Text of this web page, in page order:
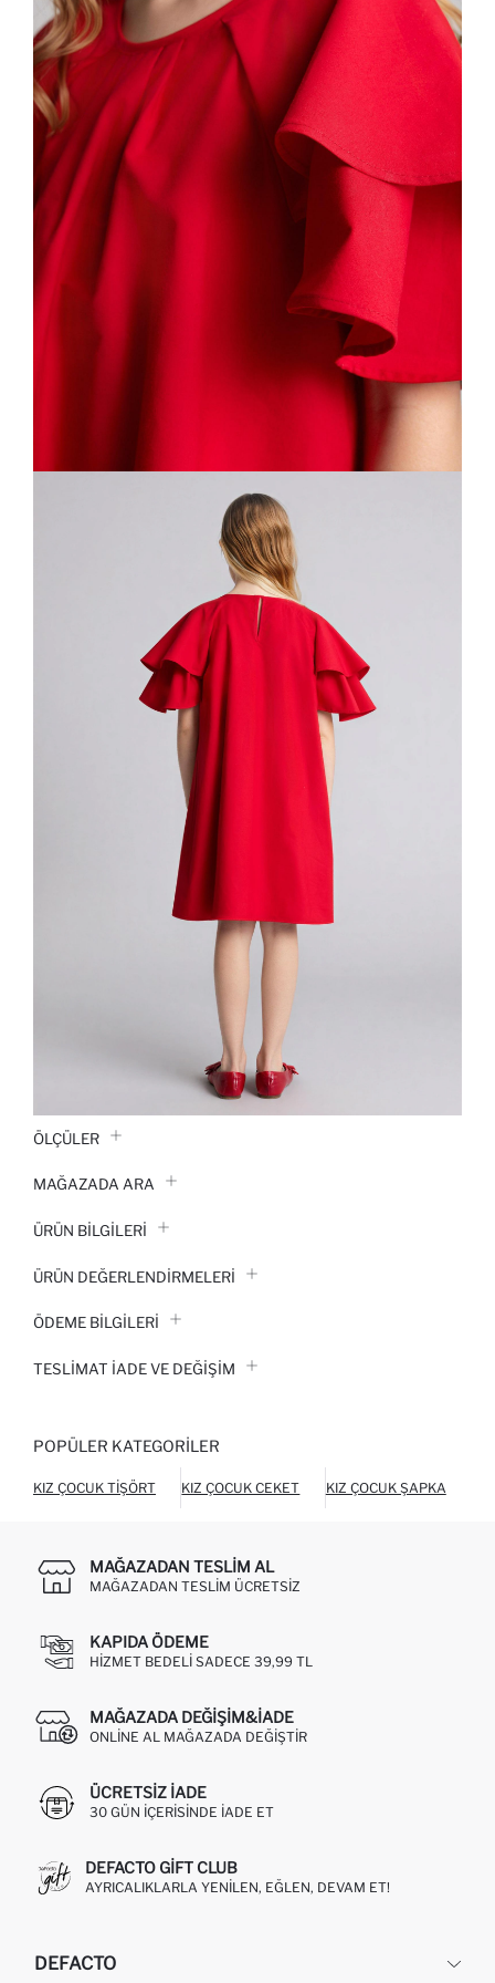
ÖLÇÜLER
MAĞAZADA ARA
ÜRÜN BILGILERI
ÜRÜN DEĞERLENDİRMELERİ
ÖDEME BİLGİLERİ
TESLIMAT İADE VE DEĞIŞIM
POPÜLER KATEGORILER
KIZ ÇOCUK TIŞÖRT KIZ ÇOCUK CEKET KIZ ÇOCUK ŞAPKA
MAĞAZADAN TESLIM AL
MAĞAZADAN TESLIM ÜCRETSIZ
KAPIDA ÖDEME
HIZMET BEDELI SADECE 39,99 TL
MAĞAZADA DEĞIŞIM&İADE
ONLINE AL MAĞAZADA DEĞIŞTIR
ÜCRETSIZ IADE
30 GÜN IÇERISINDE IADE ET
DEFACTO GIFT CLUB
AYRICALIKLARLA YENILEN, EĞLEN, DEVAM ET!
DEFACTO